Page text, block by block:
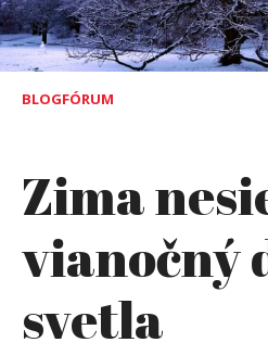
BLOGFÓRUM
Zima
vianočný
svetla